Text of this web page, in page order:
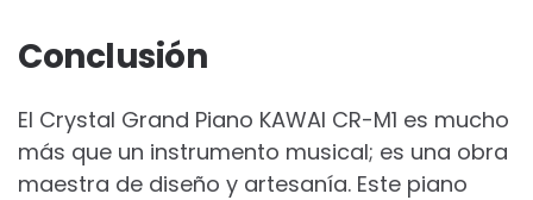
Conclusión
El Crystal Grand Piano KAWAI CR-M1 es mucho
más que un instrumento musical; es una obra
maestra de diseño y artesanía. Este piano